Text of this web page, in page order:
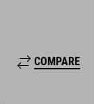
COMPARE